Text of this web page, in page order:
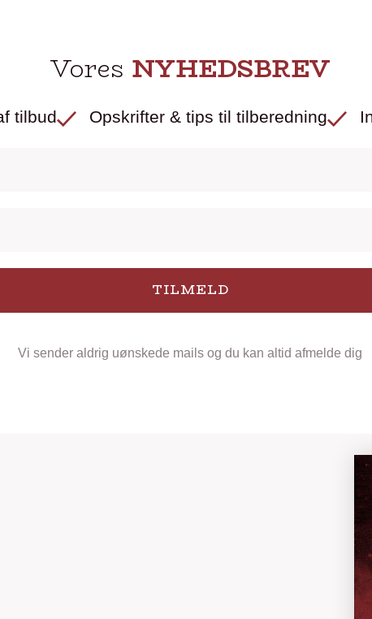
Vores NYHEDSBREV
tilbud Opskrifter & tips til tilberedning
TILMELD
Vi sender aldrig uønskede mails og du kan altid afmelde dig